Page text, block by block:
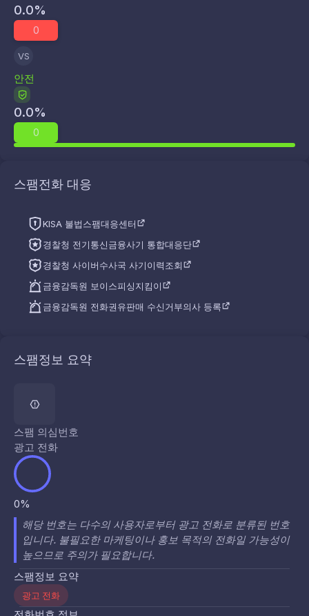
0.0%
0
VS
안전
0.0%
0
스팸전화 대응
KISA 불법스팸대응센터
경찰청 전기통신금융사기 통합대응단
경찰청 사이버수사국 사기이력조회
금융감독원 보이스피싱지킴이
금융감독원 전화권유판매 수신거부의사 등록
스팸정보 요약
스팸 의심번호
광고 전화
0%
해당 번호는 다수의 사용자로부터 광고 전화로 분류된 번호
입니다. 불필요한 마케팅이나 홍보 목적의 전화일 가능성이
높으므로 주의가 필요합니다.
스팸정보 요약
광고 전화